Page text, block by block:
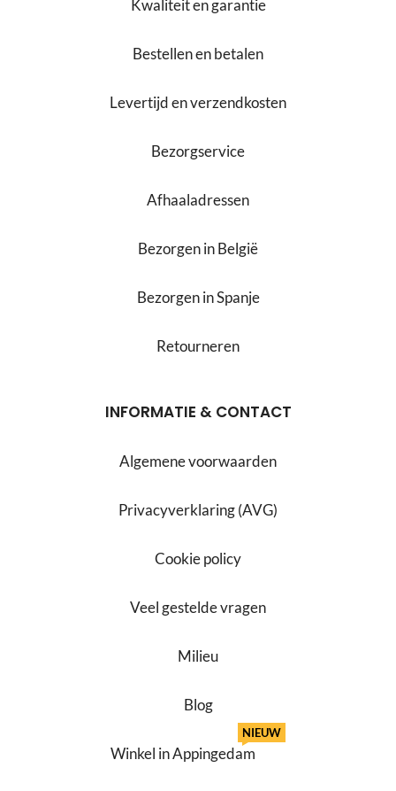
Kwaliteit en garantie
Bestellen en betalen
Levertijd en verzendkosten
Bezorgservice
Afhaaladressen
Bezorgen in België
Bezorgen in Spanje
Retourneren
INFORMATIE & CONTACT
Algemene voorwaarden
Privacyverklaring (AVG)
Cookie policy
Veel gestelde vragen
Milieu
Blog
Winkel in Appingedam
NIEUW